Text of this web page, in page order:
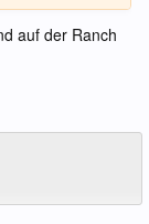
auf der Ranch